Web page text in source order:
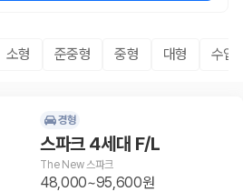
소형 준중형 중형 대형 수입
경형
스파크 4세대 F/L
The New 스파크
48,000~95,600원